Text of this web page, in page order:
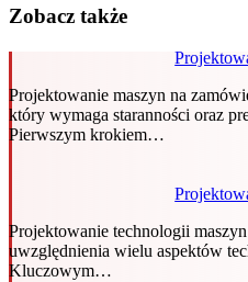
Zobacz także
Projektowanie maszyn na
który wymaga staranności oraz
Pierwszym krokiem…
Projektowanie technologii
uwzględnienia wielu aspektów
Kluczowym…